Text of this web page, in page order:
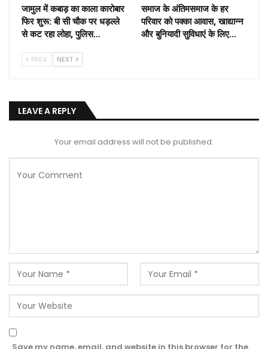
जामुल में कबाड़ का काला कारोबार
फिर शुरू: बी सी चौक पर धड़ल्ले
से कट रहा लोहा, पुलिस…
समाज के अंतिमसमाज के हर
परिवार को पक्का आवास, खाद्यान्न
और बुनियादी सुविधाएं के लिए…
PREV NEXT
LEAVE A REPLY
Your email address will not be published.
Save my name, email, and website in this browser for the